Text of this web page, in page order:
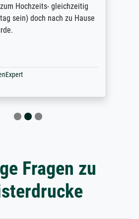
Hochzeits- gleichzeitig
sein) doch nach zu Hause
Fragen zu